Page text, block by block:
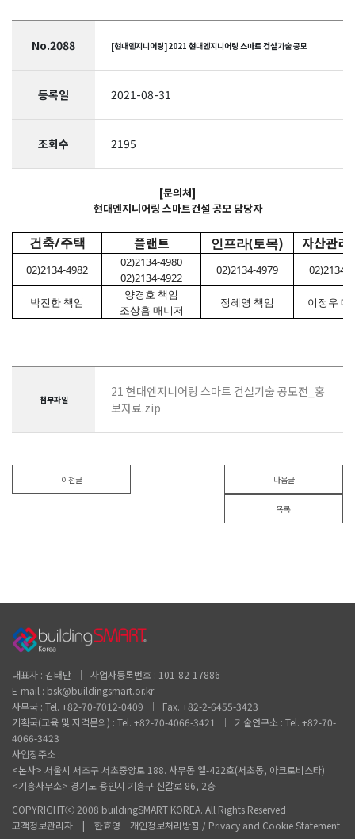
No.2088 [현대엔지니어링]2021 현대엔지니어링 스마트 건설기술 공모
등록일 2021-08-31
조회수 2195
[문의처]
현대엔지니어링 스마트건설 공모 담당자
건축/주택 플랜트 인프라(토목) 자산관리
02)2134-4982
02)2134-4980
02)2134-4922
02)2134-4979 02)2134-
박진한 책임
양경호 책임
조상흠 매니저
정혜영 책임 이정우 매
첨부파일
21 현대엔지니어링 스마트 건설기술 공모전_홍
보자료.zip
이전글 다음글
목록
대표자 : 김태만 │ 사업자등록번호 : 101-82-17886
E-mail : bsk@buildingsmart.or.kr
사무국 : Tel. +82-70-7012-0409 │ Fax. +82-2-6455-3423
기획국(교육 및 자격문의) : Tel. +82-70-4066-3421 │ 기술연구소 : Tel. +82-70-
4066-3423
사업장주소 :
<본사> 서울시 서초구 서초중앙로 188. 사무동 엘-422호(서초동, 아크로비스타)
<기흥사무소> 경기도 용인시 기흥구 신갈로 86, 2층
COPYRIGHTⓒ 2008 buildingSMART KOREA. All Rights Reserved
고객정보관리자 | 한효영 개인정보처리방침 / Privacy and Cookie Statement